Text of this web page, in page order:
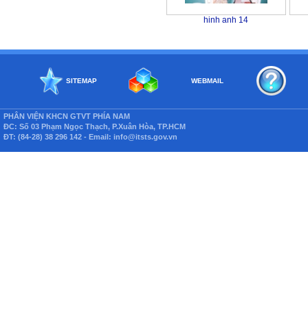
hinh anh 14
SITEMAP WEBMAIL
PHÂN VIỆN KHCN GTVT PHÍA NAM
ĐC: Số 03 Phạm Ngọc Thạch, P.Xuân Hòa, TP.HCM
ĐT: (84-28) 38 296 142 - Email: info@itsts.gov.vn